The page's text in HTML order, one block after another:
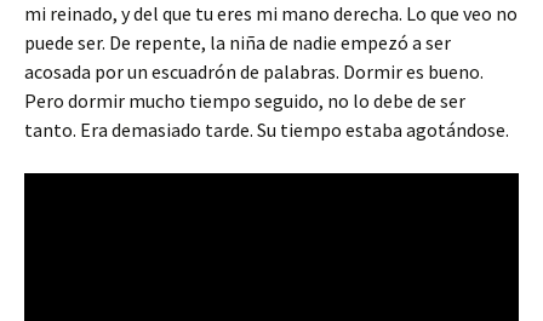
mi reinado, y del que tu eres mi mano derecha. Lo que veo no
puede ser. De repente, la niña de nadie empezó a ser
acosada por un escuadrón de palabras. Dormir es bueno.
Pero dormir mucho tiempo seguido, no lo debe de ser
tanto. Era demasiado tarde. Su tiempo estaba agotándose.